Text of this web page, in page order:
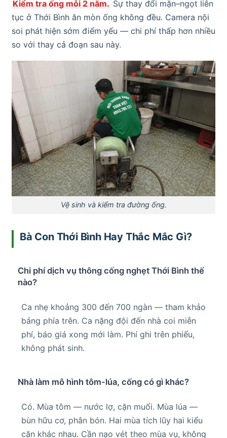
Kiểm tra ống mỗi 2 năm. Sự thay đổi mặn–ngọt liên
tục ở Thới Bình ăn mòn ống không đều. Camera nội
soi phát hiện sớm điểm yếu — chi phí thấp hơn nhiều
so với thay cả đoạn sau này.
Vệ sinh và kiểm tra đường ống.
Bà Con Thới Bình Hay Thắc Mắc Gì?
Chi phí dịch vụ thông cống nghẹt Thới Bình thế
nào?
Ca nhẹ khoảng 300 đến 700 ngàn — tham khảo
bảng phía trên. Ca nặng đội đến nhà coi miễn
phí, báo giá xong mới làm. Phí ghi trên phiếu,
không phát sinh.
Nhà làm mô hình tôm-lúa, cống có gì khác?
Có. Mùa tôm — nước lợ, cặn muối. Mùa lúa —
bùn hữu cơ, phân bón. Hai mùa tích lũy hai kiểu
cặn khác nhau. Cần nạo vét theo mùa vụ, không